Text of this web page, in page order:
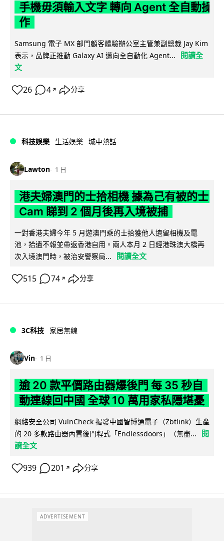
手機毋須輸入文字 轉向 Agent 全自動操
作
Samsung 電子 MX 部門顧客體驗辦公室主管兼副總裁 Jay Kim
表示，品牌正推動 Galaxy AI 邁向全自動化 Agent...
閱讀全
文
26 4 ↗ 分享
科技娛樂 生活娛樂 城中熱話
Lawton 1 日
港夫婦澳門的士拾相機 據為己有被的士
Cam 睇到 2 個月後再入境被捕
一對香港夫婦今年 5 月遊澳門乘的士拾獲他人遺留相機及電
池，拾遺不報並帶返香港自用。兩人本月 2 日經港珠澳大橋再
次入境澳門時，被治安警察局...
閱讀全文
515 74 ↗ 分享
3C科技 家居無線
Vin 1 日
逾 20 款平價路由器爆後門 每 35 秒自
動連線回中國 全球 10 萬用家私隱堪憂
網絡安全公司 VulnCheck 揭發中國智博通電子（Zbtlink）生產
的 20 多款路由器內置後門程式「Endlessdoors」（無盡...
閱
讀全文
939 201 ↗ 分享
ADVERTISEMENT